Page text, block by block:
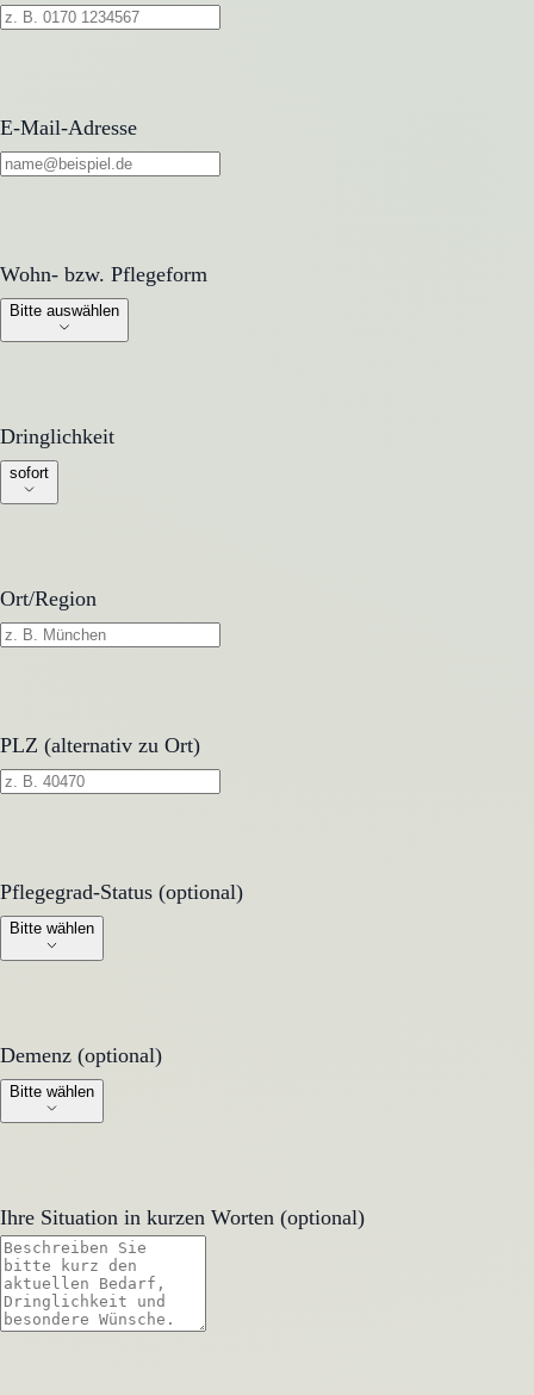
E-Mail-Adresse
Wohn- bzw. Pflegeform
Wohn- bzw. Pflegeform
Bitte auswählen
Dringlichkeit
Dringlichkeit
sofort
Ort/Region
PLZ (alternativ zu Ort)
Pflegegrad-Status (optional)
Pflegegrad-Status (optional)
Bitte wählen
Demenz (optional)
Demenz (optional)
Bitte wählen
Ihre Situation in kurzen Worten (optional)